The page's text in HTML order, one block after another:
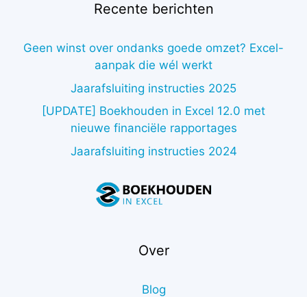
Recente berichten
Geen winst over ondanks goede omzet? Excel-
aanpak die wél werkt
Jaarafsluiting instructies 2025
[UPDATE] Boekhouden in Excel 12.0 met
nieuwe financiële rapportages
Jaarafsluiting instructies 2024
Over
Blog